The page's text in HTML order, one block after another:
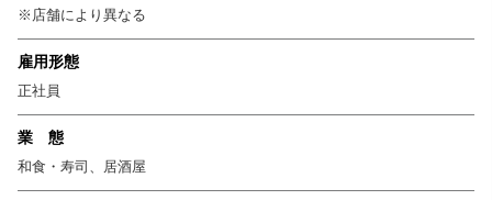
さらに…
★社宅あり！ ★各種手当＆インセンティブあり！ ★各種休暇制度あ
り！
→労働環境の改善を常に進め、社員のモチベーションをアップさせていま
す。
※店舗により異なる
雇用形態
正社員
業 態
和食・寿司、居酒屋